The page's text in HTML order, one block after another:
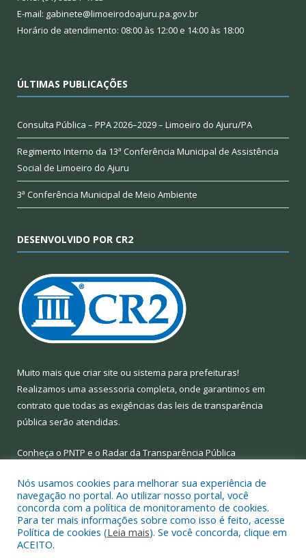
E-mail: gabinete@limoeirodoajuru.pa.gov.br
Horário de atendimento: 08:00 às 12:00 e 14:00 às 18:00
ÚLTIMAS PUBLICAÇÕES
Consulta Pública – PPA 2026–2029 – Limoeiro do Ajuru/PA
Regimento Interno da 13ª Conferência Municipal de Assistência
Social de Limoeiro do Ajuru
3ª Conferência Municipal de Meio Ambiente
DESENVOLVIDO POR CR2
Muito mais que criar site ou sistema para prefeituras!
Realizamos uma assessoria completa, onde garantimos em
contrato que todas as exigências das leis de transparência
pública serão atendidas.
Conheça o PNTP e o Radar da Transparência Pública
Todos os direitos reservados a Prefeitura Municipal de Limoeiro
do Ajuru.
Nós usamos cookies para melhorar sua experiência de
navegação no portal. Ao utilizar nosso portal, você
concorda com a política de monitoramento de cookies.
Para ter mais informações sobre como isso é feito, acesse
Política de cookies (Leia mais). Se você concorda, clique em
ACEITO.